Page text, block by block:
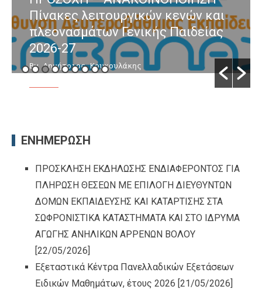
Πίνακες λειτουργικών κενών και
πλεονασμάτων Γενικής Παιδείας
2026-27
By Δημήτριος Κουκουλάκης
ΕΝΗΜΕΡΩΣΗ
ΠΡΟΣΚΛΗΣΗ ΕΚΔΗΛΩΣΗΣ ΕΝΔΙΑΦΕΡΟΝΤΟΣ ΓΙΑ
ΠΛΗΡΩΣΗ ΘΕΣΕΩΝ ΜΕ ΕΠΙΛΟΓΗ ΔΙΕΥΘΥΝΤΩΝ
ΔΟΜΩΝ ΕΚΠΑΙΔΕΥΣΗΣ ΚΑΙ ΚΑΤΑΡΤΙΣΗΣ ΣΤΑ
ΣΩΦΡΟΝΙΣΤΙΚΑ ΚΑΤΑΣΤΗΜΑΤΑ ΚΑΙ ΣΤΟ ΙΔΡΥΜΑ
ΑΓΩΓΗΣ ΑΝΗΛΙΚΩΝ ΑΡΡΕΝΩΝ ΒΟΛΟΥ
[22/05/2026]
Εξεταστικά Κέντρα Πανελλαδικών Εξετάσεων
Ειδικών Μαθημάτων, έτους 2026 [21/05/2026]